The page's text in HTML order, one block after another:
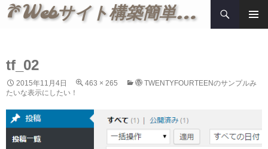
Webサイト構築簡単メモ
検
索
ン
へ
ス
キ
ッ
プ
tf_02
2015年11月4日 463 × 265
TWENTYFOURTEENのサンプルみ
たいな表示にしたい！